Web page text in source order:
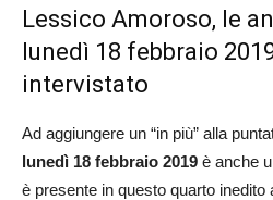
Lessico Amoroso, le
lunedì 18 febbraio
intervistato
Ad aggiungere un “in più” alla
lunedì 18 febbraio 2019 è anche
è presente in questo quarto inedito